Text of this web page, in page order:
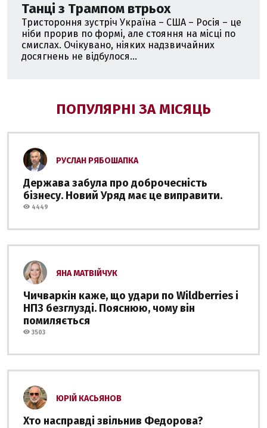
Танці з Трампом втрьох
Тристороння зустріч Україна – США – Росія – це
ніби прорив по формі, але стояння на місці по
смислах. Очікувано, ніяких надзвичайних
досягнень не відбулося...
ПОПУЛЯРНІ ЗА МІСЯЦЬ
РУСЛАН РЯБОШАПКА
Держава забула про доброчесність
бізнесу. Новий Уряд має це виправити.
4449
ЯНА МАТВІЙЧУК
Чичваркін каже, що удари по Wildberries і
НПЗ безглузді. Пояснюю, чому він
помиляється
3503
ЮРІЙ КАСЬЯНОВ
Хто насправді звільнив Федорова?